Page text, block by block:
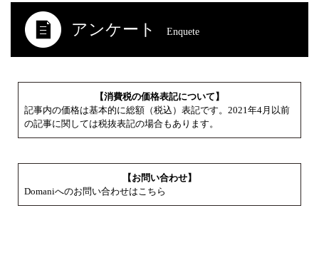
アンケート Enquete
【消費税の価格表記について】
記事内の価格は基本的に総額（税込）表記です。2021年4月以前
の記事に関しては税抜表記の場合もあります。
【お問い合わせ】
Domaniへのお問い合わせはこちら